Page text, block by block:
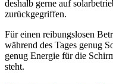
deshalb gerne auf
zurückgegriffen.
Für einen reibungslosen
während des Tages genug
genug Energie für die
steht.